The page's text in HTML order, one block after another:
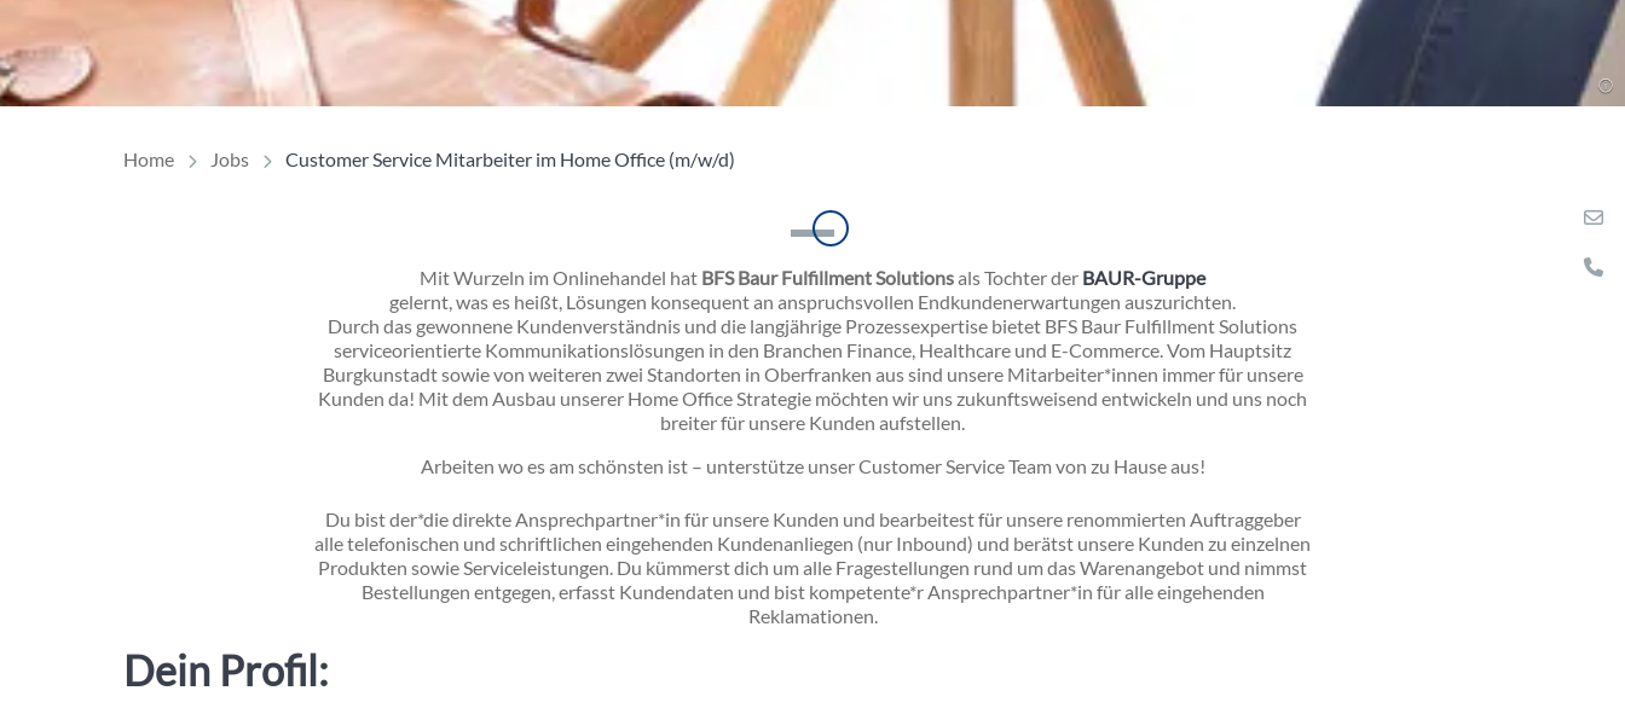
Home Jobs Customer Service Mitarbeiter im Home Office (m/w/d)
Einleitung
Mit Wurzeln im Onlinehandel hat BFS Baur Fulfillment Solutionsals Tochter der BAUR-Gruppe
gelernt, was es heißt, Lösungen konsequent an anspruchsvollen Endkundenerwartungen auszurichten.
Durch das gewonnene Kundenverständnis und die langjährige Prozessexpertise bietet BFS Baur Fulfillment Solutions
serviceorientierte Kommunikationslösungen in den Branchen Finance, Healthcare und E-Commerce. Vom Hauptsitz
Burgkunstadt sowie von weiteren zwei Standorten in Oberfranken aus sind unsere Mitarbeiter*innen immer für unsere
Kunden da! Mit dem Ausbau unserer Home Office Strategie möchten wir uns zukunftsweisend entwickeln und uns noch
breiter für unsere Kunden aufstellen.
Arbeiten wo es am schönsten ist – unterstütze unser Customer Service Team von zu Hause aus!
Inhalt
Du bist der*die direkte Ansprechpartner*in für unsere Kunden und bearbeitest für unsere renommierten Auftraggeber
alle telefonischen und schriftlichen eingehenden Kundenanliegen (nur Inbound) und berätst unsere Kunden zu einzelnen
Produkten sowie Serviceleistungen. Du kümmerst dich um alle Fragestellungen rund um das Warenangebot und nimmst
Bestellungen entgegen, erfasst Kundendaten und bist kompetente*r Ansprechpartner*in für alle eingehenden
Reklamationen.
Dein Profil: